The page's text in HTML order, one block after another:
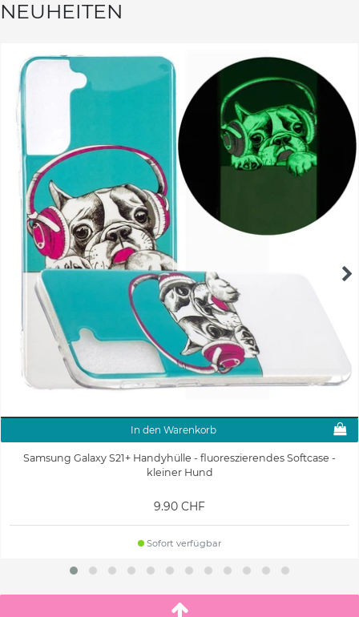
NEUHEITEN
In den Warenkorb
Samsung Galaxy S21+ Handyhülle - fluoreszierendes Softcase -
kleiner Hund
9.90 CHF
Sofort verfügbar